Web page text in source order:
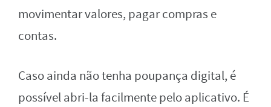
movimentar valores, pagar compras e
contas.
Caso ainda não tenha poupança digital, é
possível abri-la facilmente pelo aplicativo. É